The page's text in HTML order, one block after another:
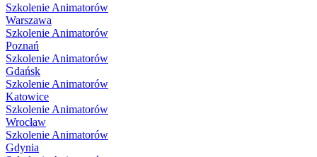
Szkolenie Animatorów
Warszawa
Szkolenie Animatorów
Poznań
Szkolenie Animatorów
Gdańsk
Szkolenie Animatorów
Katowice
Szkolenie Animatorów
Wrocław
Szkolenie Animatorów
Gdynia